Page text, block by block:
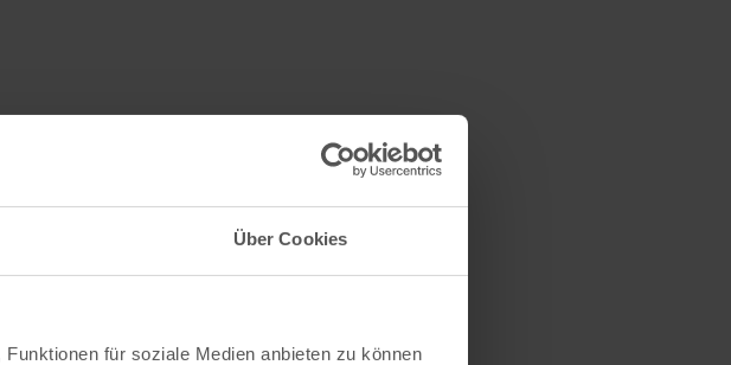
Über Cookies
für soziale Medien anbieten zu können